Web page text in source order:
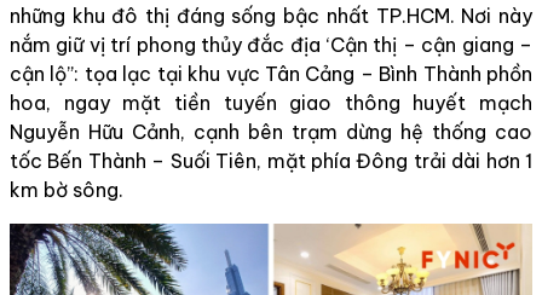
những khu đô thị đáng sống bậc nhất TP.HCM. Nơi này
nắm giữ vị trí phong thủy đắc địa ‘Cận thị – cận giang –
cận lộ”: tọa lạc tại khu vực Tân Cảng – Bình Thành phồn
hoa, ngay mặt tiền tuyến giao thông huyết mạch
Nguyễn Hữu Cảnh, cạnh bên trạm dừng hệ thống cao
tốc Bến Thành – Suối Tiên, mặt phía Đông trải dài hơn 1
km bờ sông.